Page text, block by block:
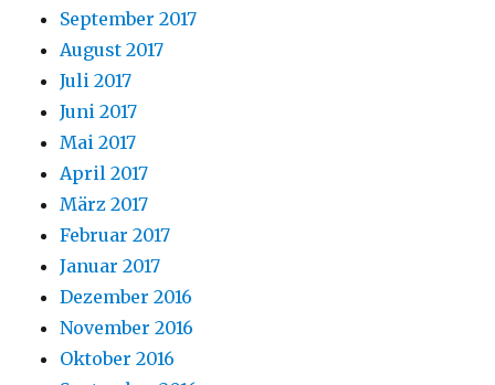
September 2017
August 2017
Juli 2017
Juni 2017
Mai 2017
April 2017
März 2017
Februar 2017
Januar 2017
Dezember 2016
November 2016
Oktober 2016